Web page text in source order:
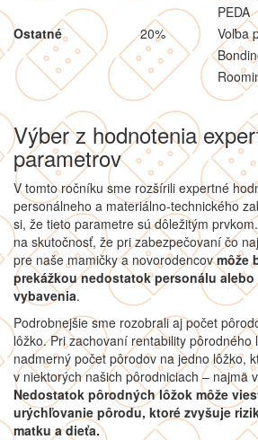
Ostatné 20%
PEDA
Voľba
Výber z hodnotenia
parametrov
V tomto ročníku sme rozšírili expertné
personálneho a materiálno-technického
si, že tieto parametre sú dôležitým
na skutočnosť, že pri zabezpečovaní čo
pre naše mamičky a novorodencovmôže
prekážkou nedostatok personálu
vybavenia.
Podrobnejšie sme rozobrali aj počet
lôžko. Pri zachovaní rentability pôrodného
nadmerný počet pôrodov na jedno lôžko,
v niektorých našich pôrodniciach – najmä
Nedostatok pôrodných lôžok môže
urýchľovanie pôrodu, ktoré zvyšuje
matku a dieťa.